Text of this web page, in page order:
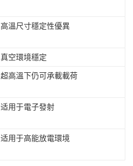
高溫尺寸穩定性優異
真空環境穩定
超高溫下仍可承載載荷
适用于電子發射
适用于高能放電環境